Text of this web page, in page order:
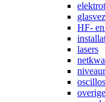
HF-
lasers